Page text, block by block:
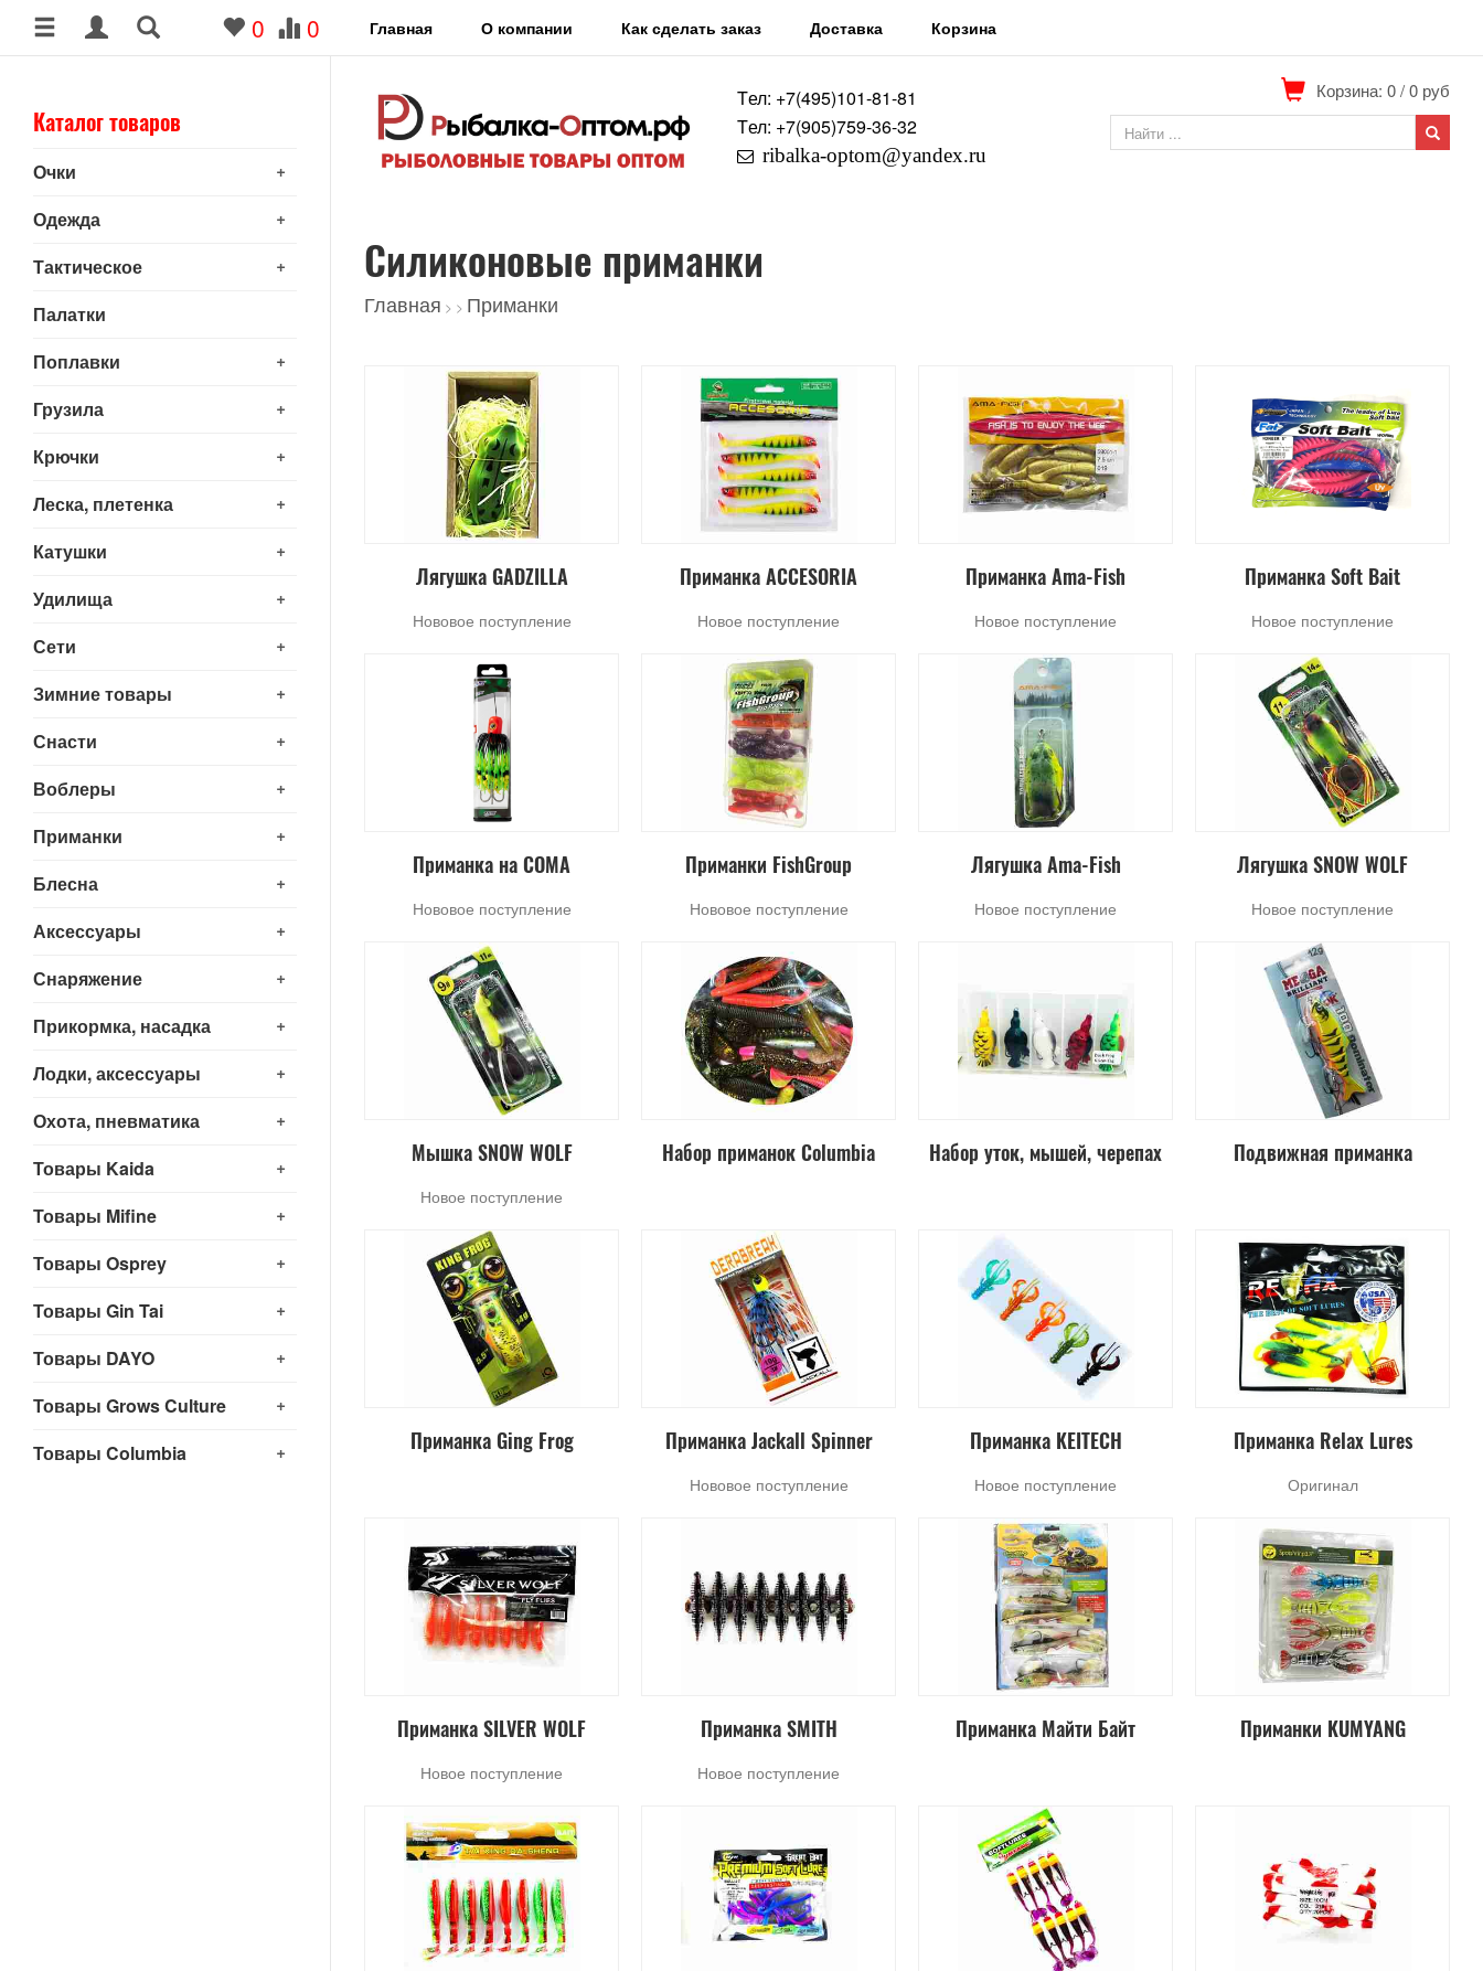
0 0 Главная О компании Как сделать заказ Доставка Корзина
Каталог товаров
+
Очки
+
Одежда
+
Тактическое
Палатки
+
Поплавки
+
Грузила
+
Крючки
+
Леска, плетенка
+
Катушки
+
Удилища
+
Сети
+
Зимние товары
+
Снасти
+
Воблеры
+
Приманки
+
Блесна
+
Аксессуары
+
Снаряжение
+
Прикормка, насадка
+
Лодки, аксессуары
+
Охота, пневматика
+
Товары Kaida
+
Товары Mifine
+
Товары Osprey
+
Товары Gin Tai
+
Товары DAYO
+
Товары Grows Culture
+
Товары Columbia
Tел: +7(495)101-81-81
Tел: +7(905)759-36-32
ribalka-optom@yandex.ru
Корзина: 0/0 руб
Силиконовые приманки
Главная > > Приманки
Лягушка GADZILLA
Нововое поступление
Приманка ACCESORIA
Новое поступление
Приманка Ama-Fish
Новое поступление
Приманка Soft Bait
Новое поступление
Приманка на СОМА
Нововое поступление
Приманки FishGroup
Нововое поступление
Лягушка Ama-Fish
Новое поступление
Лягушка SNOW WOLF
Новое поступление
Мышка SNOW WOLF
Новое поступление
Набор приманок Columbia Набор уток, мышей, черепах Подвижная приманка
Приманка Ging Frog Приманка Jackall Spinner
Нововое поступление
Приманка KEITECH
Новое поступление
Приманка Relax Lures
Оригинал
Приманка SILVER WOLF
Новое поступление
Приманка SMITH
Новое поступление
Приманка Майти Байт Приманки KUMYANG